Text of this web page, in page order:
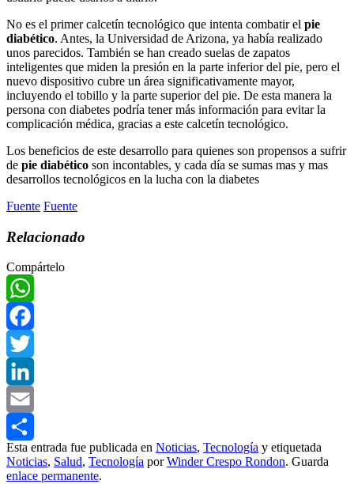
No es el primer calcetín tecnológico que intenta combatir el pie
diabético. Antes, la Universidad de Arizona, ya había realizado
unos parecidos. También se han creado suelas de zapatos
inteligentes que miden la presión en la parte inferior del pie, pero el
nuevo dispositivo cubre un área significativamente mayor,
incluyendo el tobillo y la parte superior del pie. De esta manera la
persona con diabetes podría tener más información para evitar la
complicación médica, gracias a este calcetín tecnológico.
Los beneficios de este desarrollo para quienes son propensos a sufrir
de pie diabético son incontables, y cada día se sumas mas y mas
desarrollos tecnológicos en la lucha con la diabetes
Fuente Fuente
Relacionado
Compártelo
WhatsApp
Facebook
Twitter
LinkedIn
Email
Compartir
Esta entrada fue publicada en Noticias, Tecnología y etiquetada
Noticias, Salud, Tecnología porWinder Crespo Rondon. Guarda
enlace permanente.